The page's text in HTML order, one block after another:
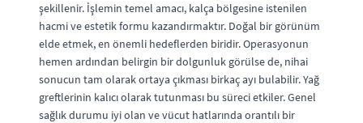
şekillenir. İşlemin temel amacı, kalça bölgesine istenilen
hacmi ve estetik formu kazandırmaktır. Doğal bir görünüm
elde etmek, en önemli hedeflerden biridir. Operasyonun
hemen ardından belirgin bir dolgunluk görülse de, nihai
sonucun tam olarak ortaya çıkması birkaç ayı bulabilir. Yağ
greftlerinin kalıcı olarak tutunması bu süreci etkiler. Genel
sağlık durumu iyi olan ve vücut hatlarında orantılı bir